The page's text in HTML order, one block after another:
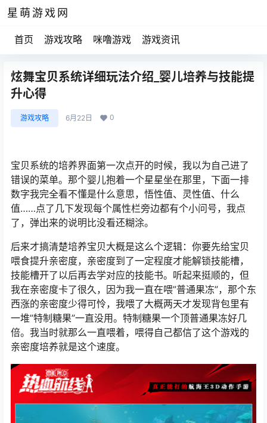
星萌游戏网
首页 游戏攻略 咪噜游戏 游戏资讯
炫舞宝贝系统详细玩法介绍_婴儿培养与技能提
升心得
游戏攻略 6月22日 0
宝贝系统的培养界面第一次点开的时候，我以为自己进了
错误的菜单。那个婴儿抱着一个星星坐在那里，下面一排
数字我完全看不懂是什么意思，悟性值、灵性值、什么
值……点了几下发现每个属性栏旁边都有个小问号，我点
了，弹出来的说明比没看还糊涂。
后来才搞清楚培养宝贝大概是这么个逻辑：你要先给宝贝
喂食提升亲密度，亲密度到了一定程度才能解锁技能槽，
技能槽开了以后再去学对应的技能书。听起来挺顺的，但
我在亲密度卡了很久，因为我一直在喂”普通果冻”，那个东
西涨的亲密度少得可怜，我喂了大概两天才发现背包里有
一堆”特制糖果”一直没用。特制糖果一个顶普通果冻好几
倍。我当时就那么一直喂着，喂得自己都信了这个游戏的
亲密度培养就是这个速度。